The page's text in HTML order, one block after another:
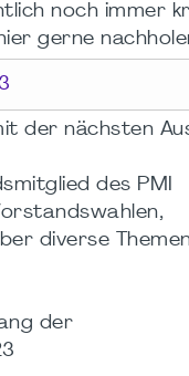
noch immer
gerne
der nächsten
des PMI
diverse
der